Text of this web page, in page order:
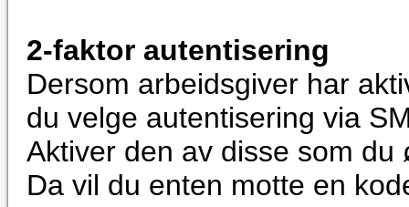
2-faktor autentisering
Dersom arbeidsgiver har
du velge autentisering via
Aktiver den av disse som du
Da vil du enten motte en